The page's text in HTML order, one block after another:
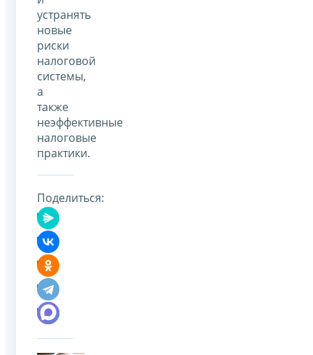
устранять
новые
риски
налоговой
системы,
а
также
неэффективные
налоговые
практики.
Поделиться: